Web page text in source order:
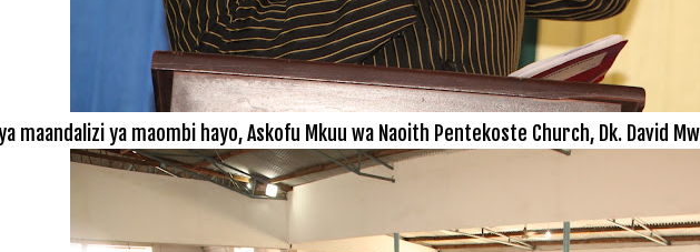
maandalizi ya maombi hayo, Askofu Mkuu wa Naoith Pentekoste Church, Dk. David